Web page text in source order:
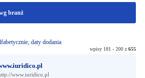
branż
, daty dodania
wpisy 181 - 200 z655
www.iuridico.pl